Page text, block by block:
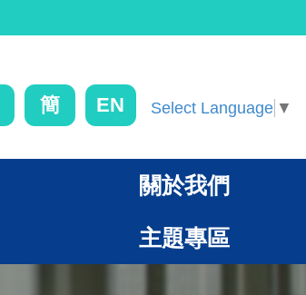
簡 EN Select Language ▼
關於我們
主題專區